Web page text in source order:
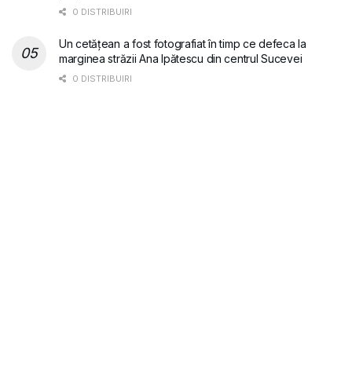
0 DISTRIBUIRI
Un cetățean a fost fotografiat în timp ce defeca la
marginea străzii Ana Ipătescu din centrul Sucevei
0 DISTRIBUIRI